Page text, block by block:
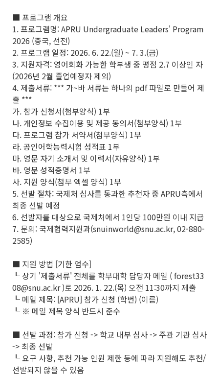
■ 프로그램 개요
1. 프로그램명: APRU Undergraduate Leaders' Program
2026 (중국, 선전)
2. 프로그램 일정: 2026. 6. 22.(월) ~ 7. 3.(금)
3. 지원자격: 영어회화 가능한 학부생 중 평점 2.7 이상인 자
(2026년 2월 졸업예정자 제외)
4. 제출서류: *** 가~바 서류는 하나의 pdf 파일로 만들어 제
출 ***
가. 참가 신청서(첨부양식) 1부
나. 개인정보 수집이용 및 제공 동의서(첨부양식) 1부
다. 프로그램 참가 서약서(첨부양식) 1부
라. 공인어학능력시험 성적표 1부
마. 영문 자기 소개서 및 이력서(자유양식) 1부
바. 영문 성적증명서 1부
사. 지원 양식(첨부 엑셀 양식) 1부
5. 선발 절차: 국제처 심사를 통과한 추천자 중 APRU측에서
최종 선발 예정
6. 선발자를 대상으로 국제처에서 1인당 100만원 이내 지급
7. 문의: 국제협력지원과(snuinworld@snu.ac.kr, 02-880-
2585)
■ 지원 방법 [기한 엄수]
┖ 상기 '제출서류' 전체를 학부대학 담당자 메일 ( forest33
08@snu.ac.kr )로 2026. 1. 22.(목) 오전 11:30까지 제출
┖ 메일 제목: [APRU] 참가 신청 (학번) (이름)
┖ ※ 메일 제목 양식 반드시 준수
■ 선발 과정: 참가 신청 -> 학교 내부 심사 -> 주관 기관 심사
-> 최종 선발
┖ 요구 사항, 추천 가능 인원 제한 등에 따라 지원해도 추천/
선발되지 않을 수 있음